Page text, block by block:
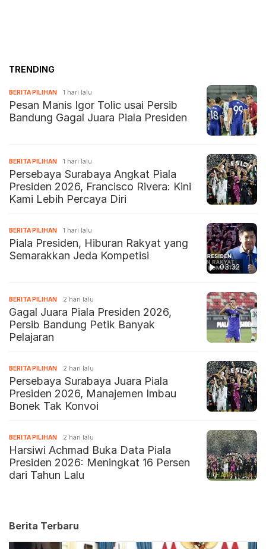
TRENDING
BERITA PILIHAN 1 hari lalu
Pesan Manis Igor Tolic usai Persib
Bandung Gagal Juara Piala Presiden
BERITA PILIHAN 1 hari lalu
Persebaya Surabaya Angkat Piala
Presiden 2026, Francisco Rivera: Kini
Kami Lebih Percaya Diri
03:32
BERITA PILIHAN 1 hari lalu
Piala Presiden, Hiburan Rakyat yang
Semarakkan Jeda Kompetisi
BERITA PILIHAN 2 hari lalu
Gagal Juara Piala Presiden 2026,
Persib Bandung Petik Banyak
Pelajaran
BERITA PILIHAN 2 hari lalu
Persebaya Surabaya Juara Piala
Presiden 2026, Manajemen Imbau
Bonek Tak Konvoi
BERITA PILIHAN 2 hari lalu
Harsiwi Achmad Buka Data Piala
Presiden 2026: Meningkat 16 Persen
dari Tahun Lalu
Berita Terbaru